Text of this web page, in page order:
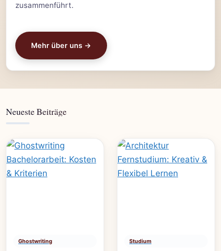
zusammenführt.
Mehr über uns →
Neueste Beiträge
Ghostwriting Studium